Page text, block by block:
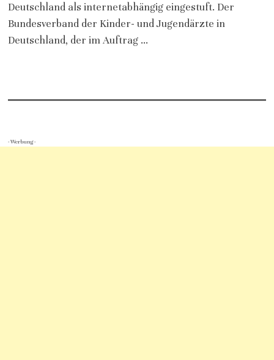
Deutschland als internetabhängig eingestuft. Der
Bundesverband der Kinder- und Jugendärzte in
Deutschland, der im Auftrag …
- Werbung -